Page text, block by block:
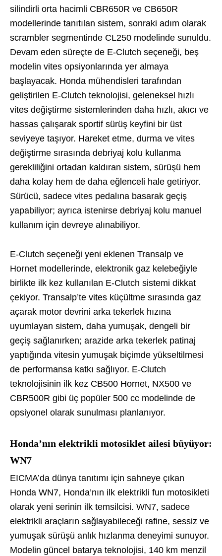
silindirli orta hacimli CBR650R ve CB650R
modellerinde tanıtılan sistem, sonraki adım olarak
scrambler segmentinde CL250 modelinde sunuldu.
Devam eden süreçte de E-Clutch seçeneği, beş
modelin vites opsiyonlarında yer almaya
başlayacak. Honda mühendisleri tarafından
geliştirilen E-Clutch teknolojisi, geleneksel hızlı
vites değiştirme sistemlerinden daha hızlı, akıcı ve
hassas çalışarak sportif sürüş keyfini bir üst
seviyeye taşıyor. Hareket etme, durma ve vites
değiştirme sırasında debriyaj kolu kullanma
gerekliliğini ortadan kaldıran sistem, sürüşü hem
daha kolay hem de daha eğlenceli hale getiriyor.
Sürücü, sadece vites pedalına basarak geçiş
yapabiliyor; ayrıca istenirse debriyaj kolu manuel
kullanım için devreye alınabiliyor.
E-Clutch seçeneği yeni eklenen Transalp ve
Hornet modellerinde, elektronik gaz kelebeğiyle
birlikte ilk kez kullanılan E-Clutch sistemi dikkat
çekiyor. Transalp’te vites küçültme sırasında gaz
açarak motor devrini arka tekerlek hızına
uyumlayan sistem, daha yumuşak, dengeli bir
geçiş sağlanırken; arazide arka tekerlek patinaj
yaptığında vitesin yumuşak biçimde yükseltilmesi
de performansa katkı sağlıyor. E-Clutch
teknolojisinin ilk kez CB500 Hornet, NX500 ve
CBR500R gibi üç popüler 500 cc modelinde de
opsiyonel olarak sunulması planlanıyor.
Honda’nın elektrikli motosiklet ailesi büyüyor:
WN7
EICMA’da dünya tanıtımı için sahneye çıkan
Honda WN7, Honda’nın ilk elektrikli fun motosikleti
olarak yeni serinin ilk temsilcisi. WN7, sadece
elektrikli araçların sağlayabileceği rafine, sessiz ve
yumuşak sürüşü anlık hızlanma deneyimi sunuyor.
Modelin güncel batarya teknolojisi, 140 km menzil